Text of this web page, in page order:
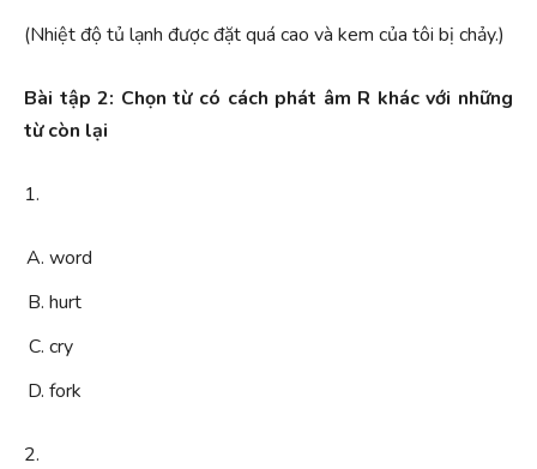
(Nhiệt độ tủ lạnh được đặt quá cao và kem của tôi bị chảy.)
Bài tập 2: Chọn từ có cách phát âm R khác với những
từ còn lại
1.
word
hurt
cry
fork
2.